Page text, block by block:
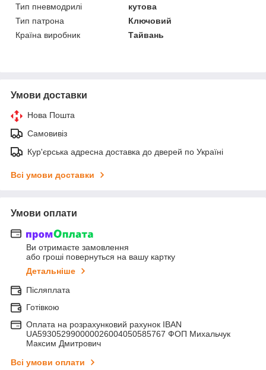
Тип пневмодрилі
кутова
Тип патрона
Ключовий
Країна виробник
Тайвань
Умови доставки
Нова Пошта
Самовивіз
Кур'єрська адресна доставка до дверей по Україні
Всі умови доставки
Умови оплати
Ви отримаєте замовлення
або гроші повернуться на вашу картку
Детальніше
Післяплата
Готівкою
Оплата на розрахунковий рахунок IBAN
UA593052990000026004050585767 ФОП Михальчук
Максим Дмитрович
Всі умови оплати